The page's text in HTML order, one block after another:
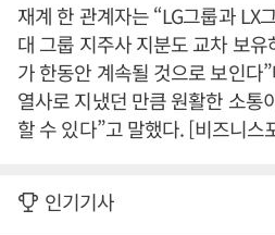
재계 한 관계자는 “LG그룹과 LX
대 그룹 지주사 지분도 교차 보
가 한동안 계속될 것으로 보인다
열사로 지냈던 만큼 원활한 소통
할 수 있다”고 말했다. [비즈니스
인기기사